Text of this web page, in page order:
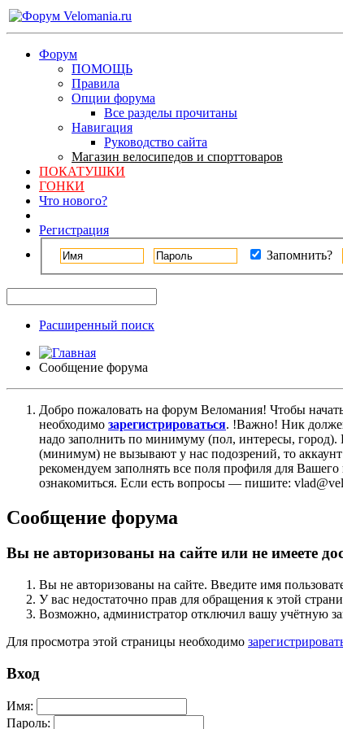
Форум
ПОМОЩЬ
Правила
Опции форума
Все разделы прочитаны
Навигация
Руководство сайта
Магазин велосипедов и спорттоваров
ПОКАТУШКИ
ГОНКИ
Что нового?
Регистрация
Запомнить?
Расширенный поиск
Сообщение форума
Добро пожаловать на форум Веломания! Чтобы
необходимо зарегистрироваться. !Важно! Ник
надо заполнить по минимуму (пол, интересы,
(минимум) не вызывают у нас подозрений, то
рекомендуем заполнять все поля профиля для
ознакомиться. Если есть вопросы — пишите:
Сообщение форума
Вы не авторизованы на сайте или не имеете
Вы не авторизованы на сайте. Введите имя
У вас недостаточно прав для обращения к этой
Возможно, администратор отключил вашу учётную
Для просмотра этой страницы необходимо
Вход
Имя:
Пароль: